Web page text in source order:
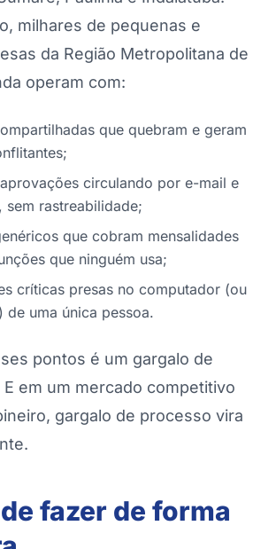
milhares de pequenas e
da Região Metropolitana de
operam com:
que quebram e geram
circulando por e-mail e
sem rastreabilidade;
que cobram mensalidades
que ninguém usa;
críticas presas no computador (ou
de uma única pessoa.
pontos é um gargalo de
em um mercado competitivo
gargalo de processo vira
fazer de forma